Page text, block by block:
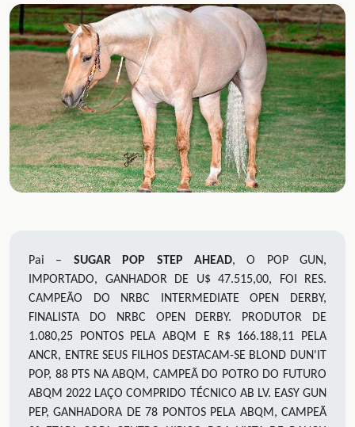
Pai – SUGAR POP STEP AHEAD, O POP GUN,
IMPORTADO, GANHADOR DE U$ 47.515,00, FOI RES.
CAMPEÃO DO NRBC INTERMEDIATE OPEN DERBY,
FINALISTA DO NRBC OPEN DERBY. PRODUTOR DE
1.080,25 PONTOS PELA ABQM E R$ 166.188,11 PELA
ANCR, ENTRE SEUS FILHOS DESTACAM-SE BLOND DUN'IT
POP, 88 PTS NA ABQM, CAMPEÃ DO POTRO DO FUTURO
ABQM 2022 LAÇO COMPRIDO TÉCNICO AB LV. EASY GUN
PEP, GANHADORA DE 78 PONTOS PELA ABQM, CAMPEÃ